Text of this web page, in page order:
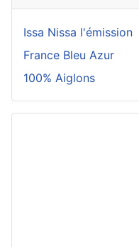
Issa Nissa l'émission
France Bleu Azur
100% Aiglons